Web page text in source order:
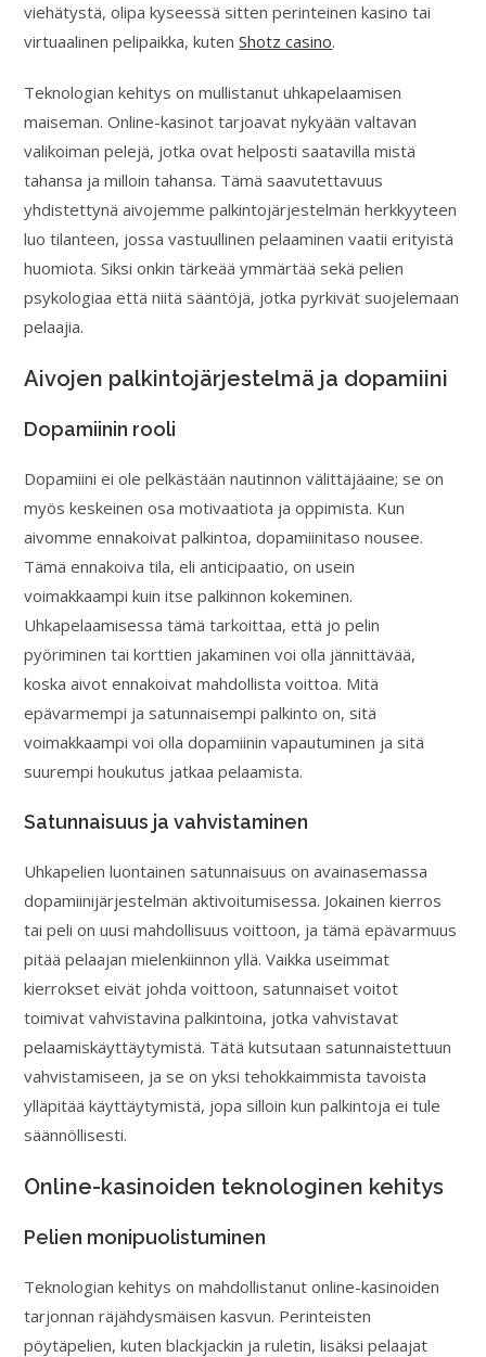
viehätystä, olipa kyseessä sitten perinteinen kasino tai
virtuaalinen pelipaikka, kutenShotz casino.
Teknologian kehitys on mullistanut uhkapelaamisen
maiseman. Online-kasinot tarjoavat nykyään valtavan
valikoiman pelejä, jotka ovat helposti saatavilla mistä
tahansa ja milloin tahansa. Tämä saavutettavuus
yhdistettynä aivojemme palkintojärjestelmän herkkyyteen
luo tilanteen, jossa vastuullinen pelaaminen vaatii erityistä
huomiota. Siksi onkin tärkeää ymmärtää sekä pelien
psykologiaa että niitä sääntöjä, jotka pyrkivät suojelemaan
pelaajia.
Aivojen palkintojärjestelmä ja dopamiini
Dopamiinin rooli
Dopamiini ei ole pelkästään nautinnon välittäjäaine; se on
myös keskeinen osa motivaatiota ja oppimista. Kun
aivomme ennakoivat palkintoa, dopamiinitaso nousee.
Tämä ennakoiva tila, eli anticipaatio, on usein
voimakkaampi kuin itse palkinnon kokeminen.
Uhkapelaamisessa tämä tarkoittaa, että jo pelin
pyöriminen tai korttien jakaminen voi olla jännittävää,
koska aivot ennakoivat mahdollista voittoa. Mitä
epävarmempi ja satunnaisempi palkinto on, sitä
voimakkaampi voi olla dopamiinin vapautuminen ja sitä
suurempi houkutus jatkaa pelaamista.
Satunnaisuus ja vahvistaminen
Uhkapelien luontainen satunnaisuus on avainasemassa
dopamiinijärjestelmän aktivoitumisessa. Jokainen kierros
tai peli on uusi mahdollisuus voittoon, ja tämä epävarmuus
pitää pelaajan mielenkiinnon yllä. Vaikka useimmat
kierrokset eivät johda voittoon, satunnaiset voitot
toimivat vahvistavina palkintoina, jotka vahvistavat
pelaamiskäyttäytymistä. Tätä kutsutaan satunnaistettuun
vahvistamiseen, ja se on yksi tehokkaimmista tavoista
ylläpitää käyttäytymistä, jopa silloin kun palkintoja ei tule
säännöllisesti.
Online-kasinoiden teknologinen kehitys
Pelien monipuolistuminen
Teknologian kehitys on mahdollistanut online-kasinoiden
tarjonnan räjähdysmäisen kasvun. Perinteisten
pöytäpelien, kuten blackjackin ja ruletin, lisäksi pelaajat